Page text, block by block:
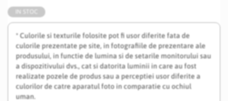
* Culorile si texturile folosite pot fi usor diferite fata de
culorile prezentate pe site, in fotografiile de prezentare ale
produsului, in functie de lumina si de setarile monitorului sau
a dispozitivului dvs., cat si datorita luminii in care au fost
realizate pozele de produs sau a perceptiei usor diferite a
culorilor de catre aparatul foto in comparatie cu ochiul
uman.